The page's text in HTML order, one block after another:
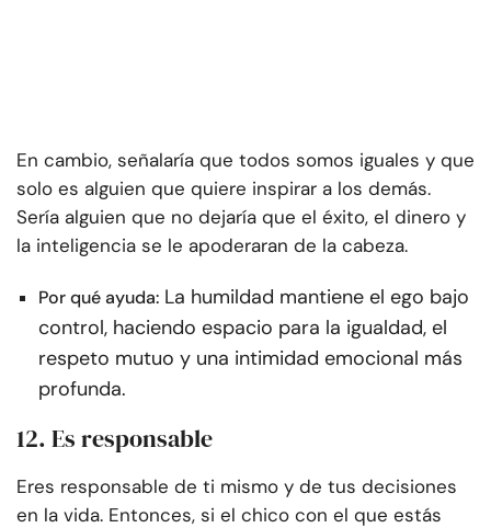
En cambio, señalaría que todos somos iguales y que
solo es alguien que quiere inspirar a los demás.
Sería alguien que no dejaría que el éxito, el dinero y
la inteligencia se le apoderaran de la cabeza.
Por qué ayuda: La humildad mantiene el ego bajo
control, haciendo espacio para la igualdad, el
respeto mutuo y una intimidad emocional más
profunda.
12. Es responsable
Eres responsable de ti mismo y de tus decisiones
en la vida. Entonces, si el chico con el que estás